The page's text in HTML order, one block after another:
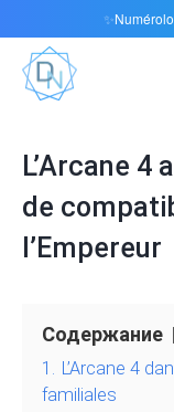
L’Arcane
de
l’Empereur
Содержание
1. L’Arcane 4
familiales
✨